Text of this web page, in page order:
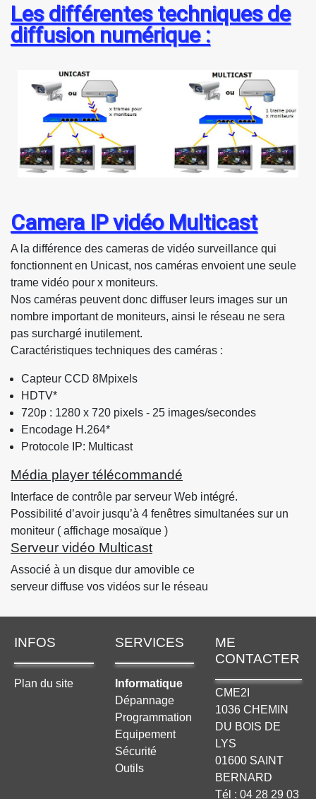
Les différentes techniques de
diffusion numérique :
Camera IP vidéo Multicast
A la différence des cameras de vidéo surveillance qui
fonctionnent en Unicast, nos caméras envoient une seule
trame vidéo pour x moniteurs.
Nos caméras peuvent donc diffuser leurs images sur un
nombre important de moniteurs, ainsi le réseau ne sera
pas surchargé inutilement.
Caractéristiques techniques des caméras :
Capteur CCD 8Mpixels
HDTV*
720p : 1280 x 720 pixels - 25 images/secondes
Encodage H.264*
Protocole IP: Multicast
Média player télécommandé
Interface de contrôle par serveur Web intégré.
Possibilité d’avoir jusqu’à 4 fenêtres simultanées sur un
moniteur ( affichage mosaïque )
Serveur vidéo Multicast
Associé à un disque dur amovible ce
serveur diffuse vos vidéos sur le réseau
INFOS
Plan du site
SERVICES
Informatique
Dépannage
Programmation
Equipement
Sécurité
Outils
ME
CONTACTER
CME2I
1036 CHEMIN
DU BOIS DE
LYS
01600 SAINT
BERNARD
Tél : 04 28 29 03